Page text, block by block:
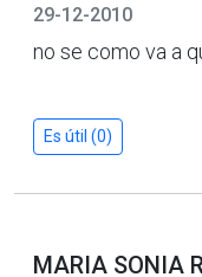
29-12-2010
no se como va a
Es útil (0)
MARIA SONIA